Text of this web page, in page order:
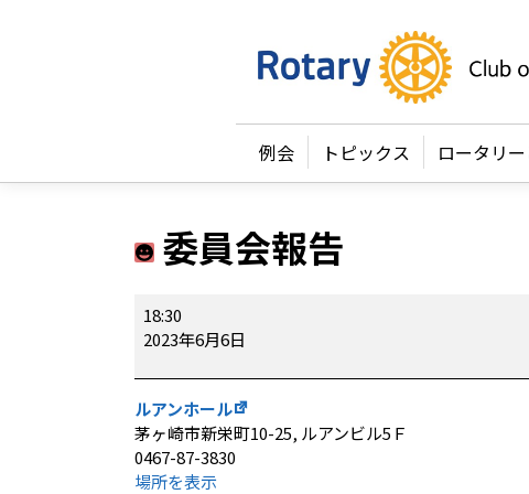
例会 トピックス ロータリ
委員会報告
委
員
会
報
告
18:30
2023年6月6日
ルアンホール
茅ヶ崎市新栄町10-25 ルアンビル5Ｆ
0467-87-3830
場所を表示